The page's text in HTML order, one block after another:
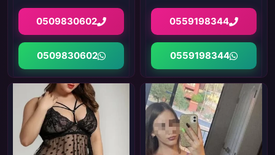
0559198344
0559198344
0509830602
0509830602